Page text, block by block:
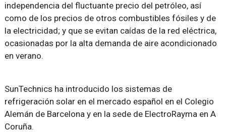
independencia del fluctuante precio del petróleo, así
como de los precios de otros combustibles fósiles y de
la electricidad; y que se evitan caídas de la red eléctrica,
ocasionadas por la alta demanda de aire acondicionado
en verano.
SunTechnics ha introducido los sistemas de
refrigeración solar en el mercado español en el Colegio
Alemán de Barcelona y en la sede de ElectroRayma en A
Coruña.